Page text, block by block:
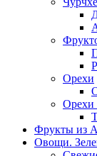
Орехи
Орехи
Фрукты из
Овощи.